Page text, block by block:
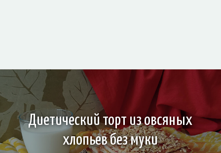
Диетический торт из овсяных
хлопьев без муки